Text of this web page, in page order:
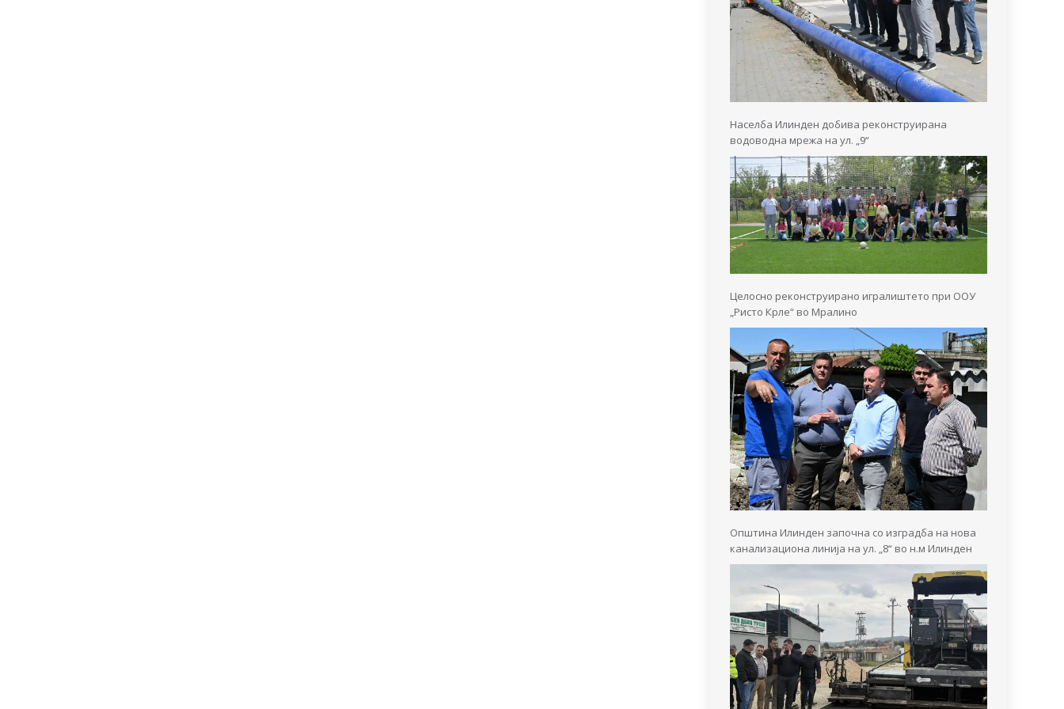
Населба Илинден добива реконструирана
водоводна мрежа на ул. „9“
Целосно реконструирано игралиштето при ООУ
„Ристо Крле“ во Мралино
Општина Илинден започна со изградба на нова
канализациона линија на ул. „8“ во н.м Илинден